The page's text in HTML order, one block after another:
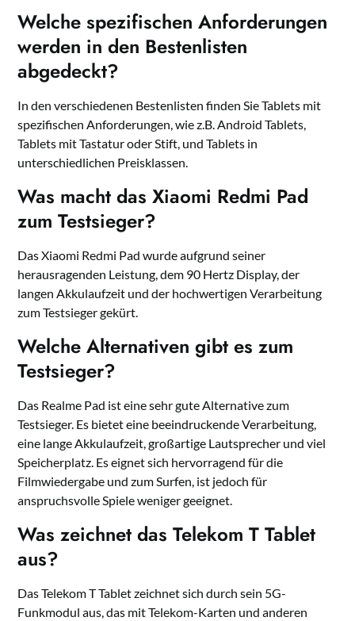
Welche spezifischen Anforderungen
werden in den Bestenlisten
abgedeckt?
In den verschiedenen Bestenlisten finden Sie Tablets mit
spezifischen Anforderungen, wie z.B. Android Tablets,
Tablets mit Tastatur oder Stift, und Tablets in
unterschiedlichen Preisklassen.
Was macht das Xiaomi Redmi Pad
zum Testsieger?
Das Xiaomi Redmi Pad wurde aufgrund seiner
herausragenden Leistung, dem 90 Hertz Display, der
langen Akkulaufzeit und der hochwertigen Verarbeitung
zum Testsieger gekürt.
Welche Alternativen gibt es zum
Testsieger?
Das Realme Pad ist eine sehr gute Alternative zum
Testsieger. Es bietet eine beeindruckende Verarbeitung,
eine lange Akkulaufzeit, großartige Lautsprecher und viel
Speicherplatz. Es eignet sich hervorragend für die
Filmwiedergabe und zum Surfen, ist jedoch für
anspruchsvolle Spiele weniger geeignet.
Was zeichnet das Telekom T Tablet
aus?
Das Telekom T Tablet zeichnet sich durch sein 5G-
Funkmodul aus, das mit Telekom-Karten und anderen